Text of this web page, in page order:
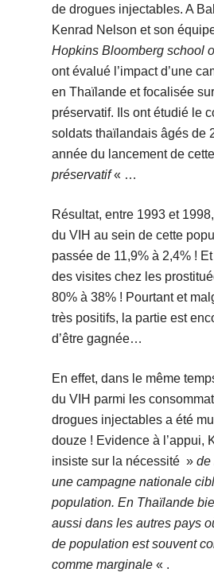
de drogues injectables. A
Kenrad Nelson et son
Hopkins Bloomberg school
ont évalué l’impact d’une
en Thaïlande et focalisée
préservatif. Ils ont étudié le
soldats thaïlandais âgés de
année du lancement de
préservatif« …
Résultat, entre 1993 et
du VIH au sein de cette
passée de 11,9% à 2,4% !
des visites chez les
80% à 38% ! Pourtant et
très positifs, la partie est
d’être gagnée…
En effet, dans le même
du VIH parmi les
drogues injectables a été
douze ! Evidence à l’appui,
insiste sur la nécessité » de
une campagne nationale
population. En Thaïlande
aussi dans les autres pays
de population est souvent
comme marginale« .